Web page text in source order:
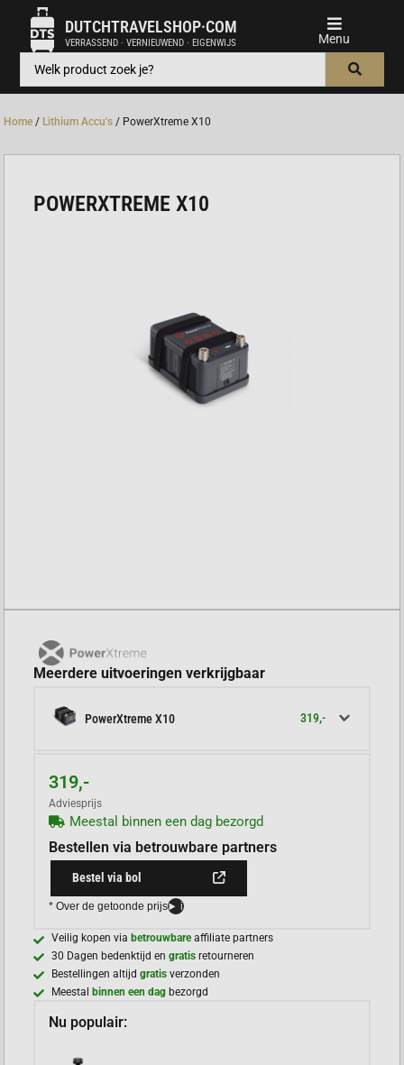
DUTCHTRAVELSHOP·COM
VERRASSEND · VERNIEUWEND · EIGENWIJS
Home / Lithium Accu's / PowerXtreme X10
POWERXTREME X10
Meerdere uitvoeringen verkrijgbaar
PowerXtreme X10 319,-
319,-
Adviesprijs
Meestal binnen een dag bezorgd
Bestellen via betrouwbare partners
Bestel via bol
* Over de getoonde prijs i
Veilig kopen via betrouwbareaffiliate partners
30 Dagen bedenktijd engratis retourneren
Bestellingen altijdgratisverzonden
Meestal
binnen een dag bezorgd
Nu populair: